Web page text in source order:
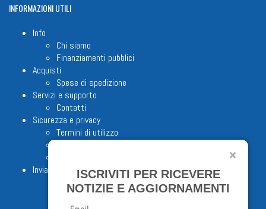
INFORMAZIONIUTILI
Info
Chi siamo
Finanziamenti pubblici
Acquisti
Spese di spedizione
Servizi e supporto
Contatti
Sicurezza e privacy
Termini di utilizzo
Invia proposta editorialeISCRIVITI PER RICEVERE
NOTIZIE E AGGIORNAMENTI